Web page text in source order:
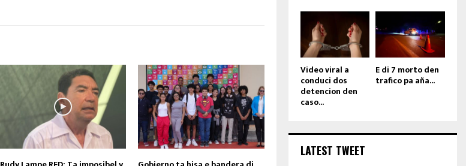
Video viral a
conduci dos
detencion den
caso...
E di 7 morto den
trafico pa aña...
LATEST TWEET